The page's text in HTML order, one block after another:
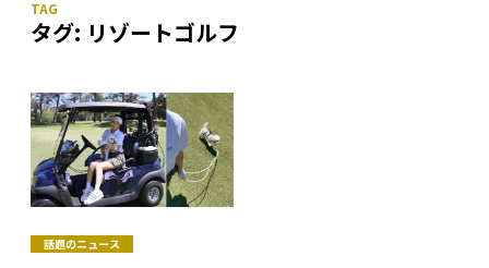
タグ: リゾートゴルフ
話題のニュース